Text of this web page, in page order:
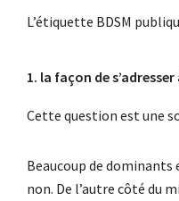
L’étiquette BDSM
1. la façon de
Cette question est une
Beaucoup de dominants
non. De l’autre côté du